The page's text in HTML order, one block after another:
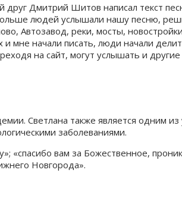
Дмитрий Шитов написал текст
людей услышали нашу песню,
Автозавод, реки, мосты,
мне начали писать, люди начали
на сайт, могут услышать и
Светлана также является одним
заболеваниями.
«спасибо вам за Божественное,
Новгорода».